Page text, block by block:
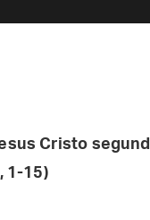
Cristo
1-15)